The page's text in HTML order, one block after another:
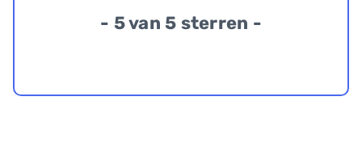
- 5 van 5 sterren -